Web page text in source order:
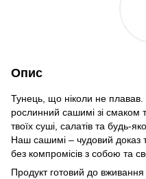
Опис
Тунець, що ніколи не
рослинний сашимі зі
твоїх суші, салатів та будь-
Наш сашимі – чудовий доказ
без компромісів з собою та
Продукт готовий до